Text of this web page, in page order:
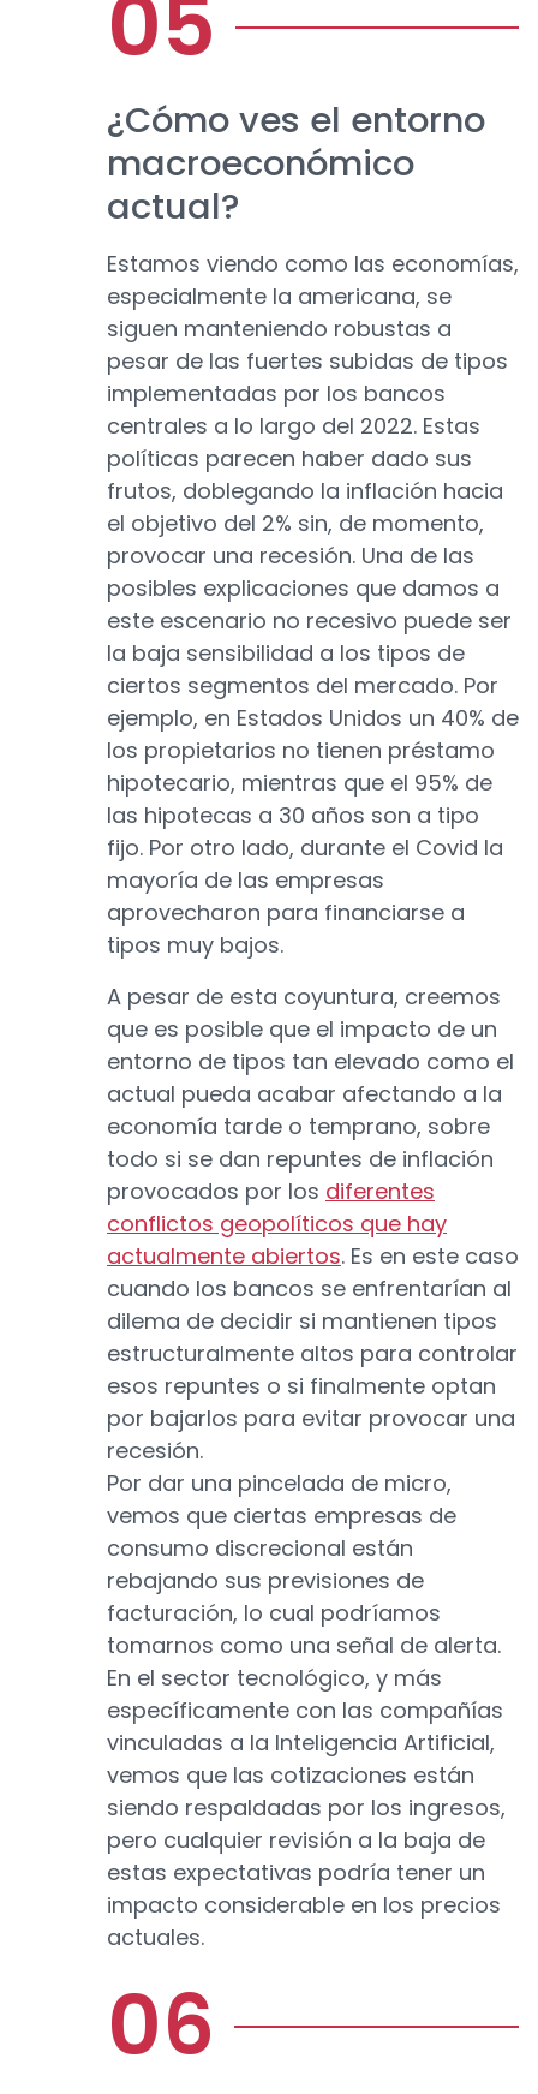
¿Cómo ves el entorno
macroeconómico
actual?
Estamos viendo como las economías,
especialmente la americana, se
siguen manteniendo robustas a
pesar de las fuertes subidas de tipos
implementadas por los bancos
centrales a lo largo del 2022. Estas
políticas parecen haber dado sus
frutos, doblegando la inflación hacia
el objetivo del 2% sin, de momento,
provocar una recesión. Una de las
posibles explicaciones que damos a
este escenario no recesivo puede ser
la baja sensibilidad a los tipos de
ciertos segmentos del mercado. Por
ejemplo, en Estados Unidos un 40% de
los propietarios no tienen préstamo
hipotecario, mientras que el 95% de
las hipotecas a 30 años son a tipo
fijo. Por otro lado, durante el Covid la
mayoría de las empresas
aprovecharon para financiarse a
tipos muy bajos.
A pesar de esta coyuntura, creemos
que es posible que el impacto de un
entorno de tipos tan elevado como el
actual pueda acabar afectando a la
economía tarde o temprano, sobre
todo si se dan repuntes de inflación
provocados por los diferentes
conflictos geopolíticos que hay
actualmente abiertos. Es en este caso
cuando los bancos se enfrentarían al
dilema de decidir si mantienen tipos
estructuralmente altos para controlar
esos repuntes o si finalmente optan
por bajarlos para evitar provocar una
recesión.
Por dar una pincelada de micro,
vemos que ciertas empresas de
consumo discrecional están
rebajando sus previsiones de
facturación, lo cual podríamos
tomarnos como una señal de alerta.
En el sector tecnológico, y más
específicamente con las compañías
vinculadas a la Inteligencia Artificial,
vemos que las cotizaciones están
siendo respaldadas por los ingresos,
pero cualquier revisión a la baja de
estas expectativas podría tener un
impacto considerable en los precios
actuales.